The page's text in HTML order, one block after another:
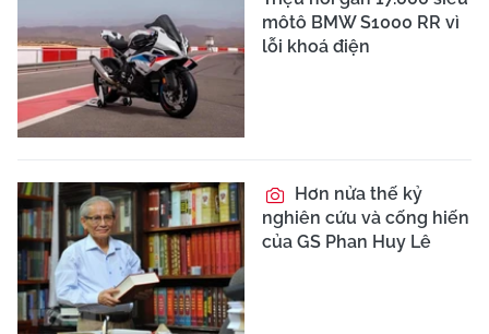
môtô BMW S1000 RR vì
lỗi khoá điện
Hơn nửa thế kỷ
nghiên cứu và cống hiến
của GS Phan Huy Lê